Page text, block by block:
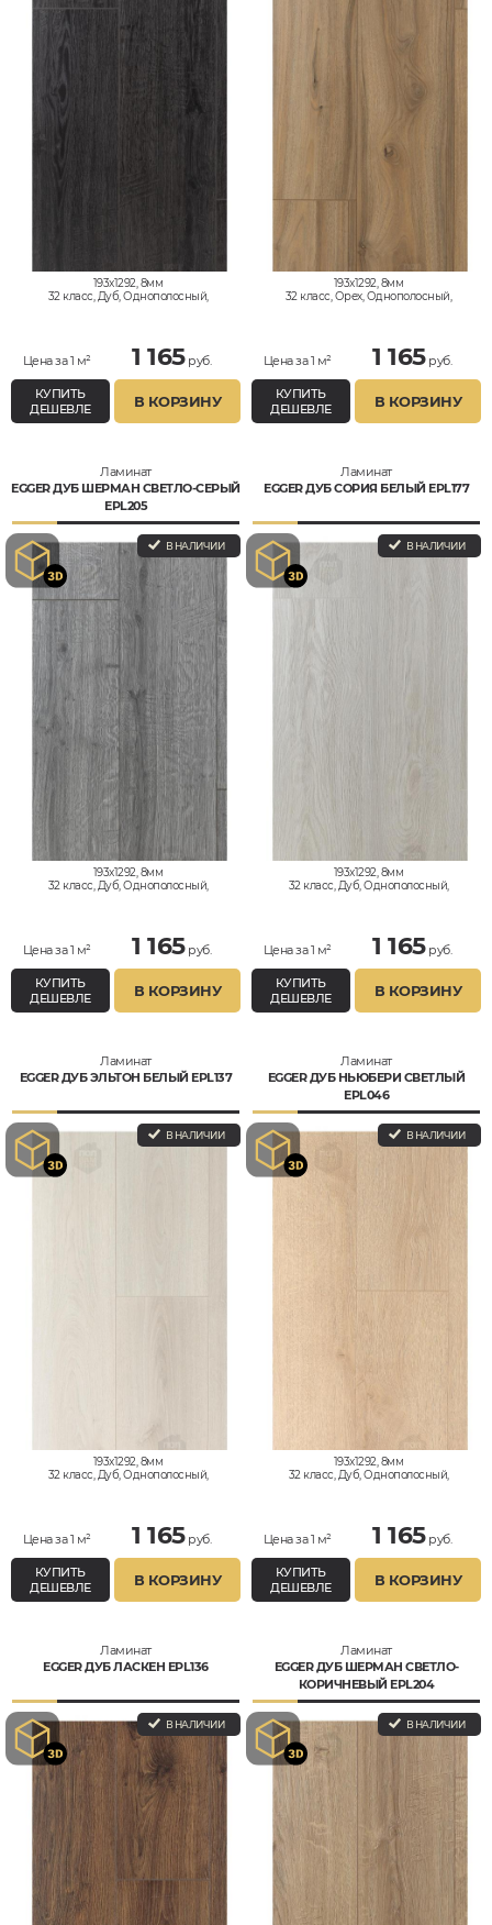
193x1292, 8мм
32 класс, Дуб, Однополосный,
Цена за 1 м² 1 165руб.
КУПИТЬ
ДЕШЕВЛЕ
В КОРЗИНУ
193x1292, 8мм
32 класс, Орех, Однополосный,
Цена за 1 м² 1 165руб.
КУПИТЬ
ДЕШЕВЛЕ
В КОРЗИНУ
Ламинат
EGGER ДУБ ШЕРМАН СВЕТЛО-СЕРЫЙ
EPL205
В НАЛИЧИИ
193x1292, 8мм
32 класс, Дуб, Однополосный,
Цена за 1 м² 1 165руб.
КУПИТЬ
ДЕШЕВЛЕ
В КОРЗИНУ
Ламинат
EGGER ДУБ СОРИЯ БЕЛЫЙ EPL177
В НАЛИЧИИ
193x1292, 8мм
32 класс, Дуб, Однополосный,
Цена за 1 м² 1 165руб.
КУПИТЬ
ДЕШЕВЛЕ
В КОРЗИНУ
Ламинат
EGGER ДУБ ЭЛЬТОН БЕЛЫЙ EPL137
В НАЛИЧИИ
193x1292, 8мм
32 класс, Дуб, Однополосный,
Цена за 1 м² 1 165руб.
КУПИТЬ
ДЕШЕВЛЕ
В КОРЗИНУ
Ламинат
EGGER ДУБ НЬЮБЕРИ СВЕТЛЫЙ
EPL046
В НАЛИЧИИ
193x1292, 8мм
32 класс, Дуб, Однополосный,
Цена за 1 м² 1 165руб.
КУПИТЬ
ДЕШЕВЛЕ
В КОРЗИНУ
Ламинат
EGGER ДУБ ЛАСКЕН EPL136
В НАЛИЧИИ
Ламинат
EGGER ДУБ ШЕРМАН СВЕТЛО-
КОРИЧНЕВЫЙ EPL204
В НАЛИЧИИ